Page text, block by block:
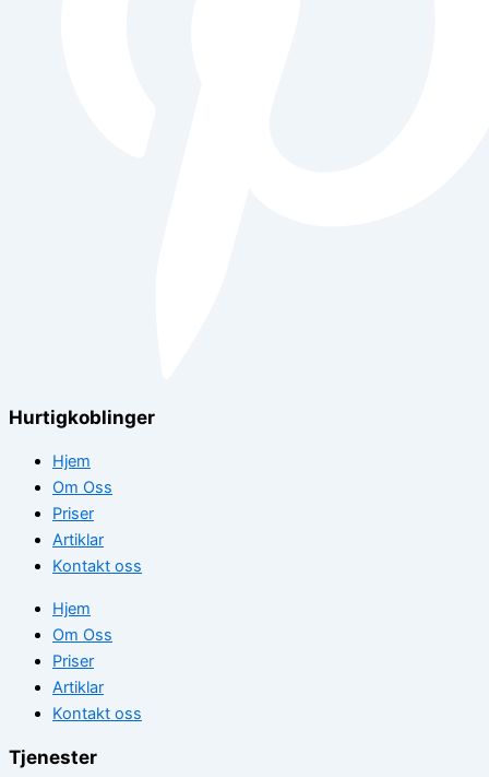
Hurtigkoblinger
Hjem
Om Oss
Priser
Artiklar
Kontakt oss
Hjem
Om Oss
Priser
Artiklar
Kontakt oss
Tjenester